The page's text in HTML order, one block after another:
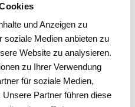
und Anzeigen zu
soziale Medien anbieten zu
Website zu analysieren.
zu Ihrer Verwendung
für soziale Medien,
Partner führen diese